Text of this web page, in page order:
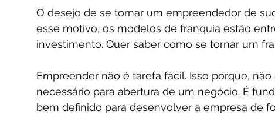
O desejo de se tornar um empreendedor de
esse motivo, os modelos de franquia estão
investimento. Quer saber como se tornar um
Empreender não é tarefa fácil. Isso porque,
necessário para abertura de um negócio. É
bem definido para desenvolver a empresa de